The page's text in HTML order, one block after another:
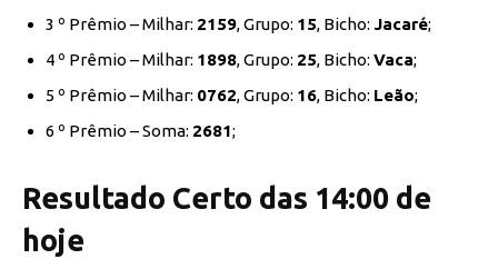
3 º Prêmio – Milhar: 2159, Grupo: 15, Bicho: Jacaré;
4 º Prêmio – Milhar: 1898, Grupo: 25, Bicho: Vaca;
5 º Prêmio – Milhar: 0762, Grupo: 16, Bicho: Leão;
6 º Prêmio – Soma: 2681;
Resultado Certo das 14:00 de
hoje